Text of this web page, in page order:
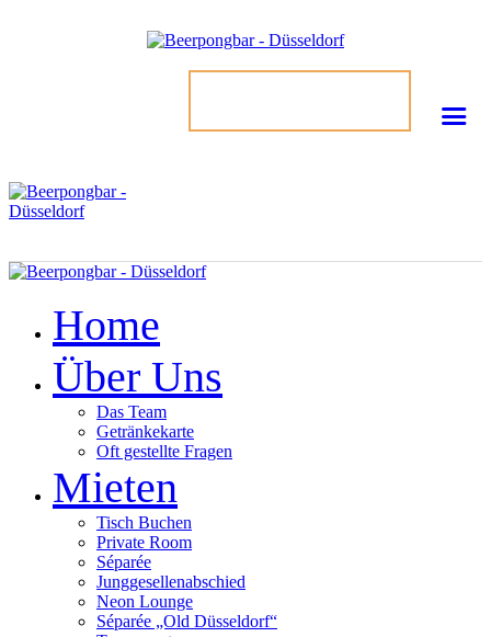
Home
Über Uns
Das Team
Getränkekarte
Oft gestellte Fragen
Mieten
Tisch Buchen
Private Room
Séparée
Junggesellenabschied
Neon Lounge
Séparée „Old Düsseldorf“